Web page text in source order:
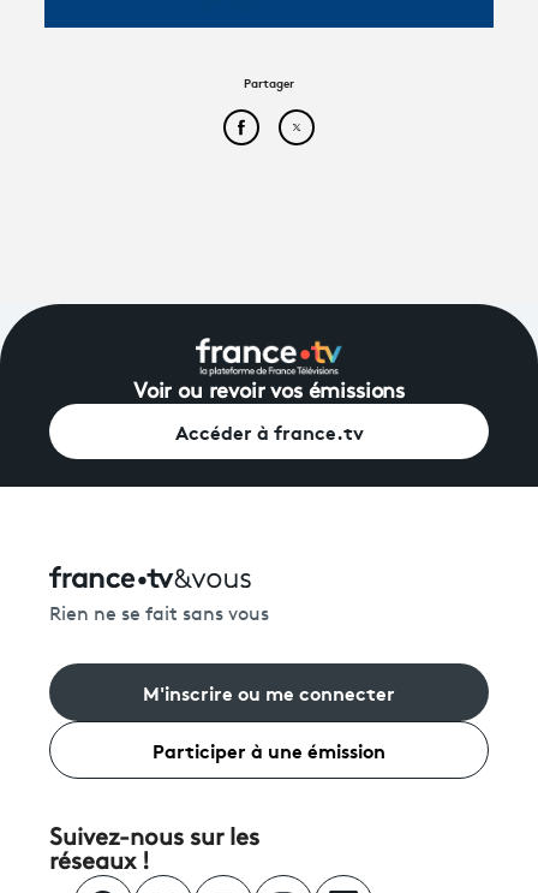
Partager
Partager cet article sur
Partager cet article sur
Voir ou revoir vos émissions
Accéder à france.tv
Rien ne se fait sans vous
M'inscrire ou me connecter
Participer à une émission
Suivez-nous sur les
réseaux !